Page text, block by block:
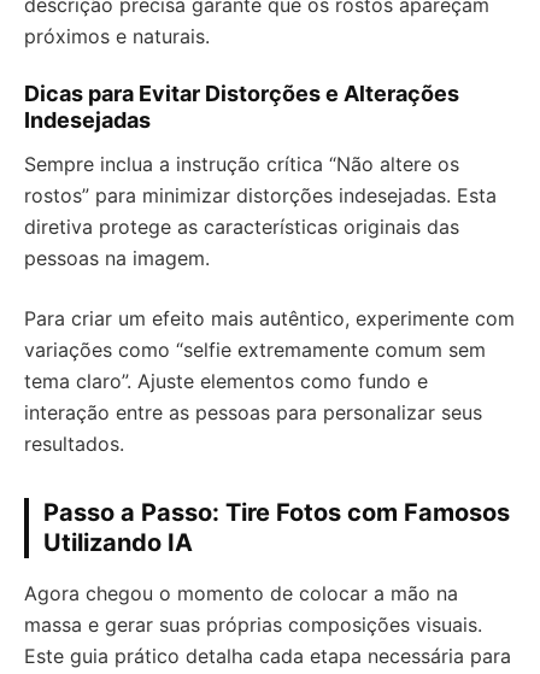
descrição precisa garante que os rostos apareçam
próximos e naturais.
Dicas para Evitar Distorções e Alterações
Indesejadas
Sempre inclua a instrução crítica “Não altere os
rostos” para minimizar distorções indesejadas. Esta
diretiva protege as características originais das
pessoas na imagem.
Para criar um efeito mais autêntico, experimente com
variações como “selfie extremamente comum sem
tema claro”. Ajuste elementos como fundo e
interação entre as pessoas para personalizar seus
resultados.
Passo a Passo: Tire Fotos com Famosos
Utilizando IA
Agora chegou o momento de colocar a mão na
massa e gerar suas próprias composições visuais.
Este guia prático detalha cada etapa necessária para